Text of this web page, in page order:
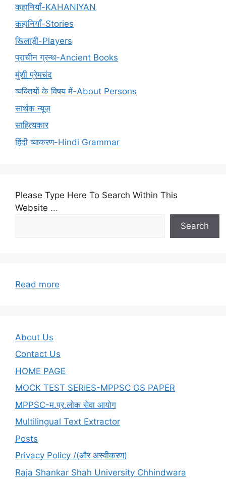
कहानियाँ-KAHANIYAN
कहानियाँ-Stories
खिलाड़ी-Players
प्राचीन ग्रन्थ-Ancient Books
मुंशी प्रेमचंद
व्यक्तियों के विषय में-About Persons
सार्थक न्यूज़
साहित्यकार
हिंदी व्याकरण-Hindi Grammar
Please Type Here To Search Within This
Website ...
Search
Read more
People
Development
and
About Us
Contact Us
HOME PAGE
MOCK TEST SERIES-MPPSC GS PAPER
MPPSC-म.प्र.लोक सेवा आयोग
Multilingual Text Extractor
Posts
Privacy Policy /(और अस्वीकरण)
Raja Shankar Shah University Chhindwara